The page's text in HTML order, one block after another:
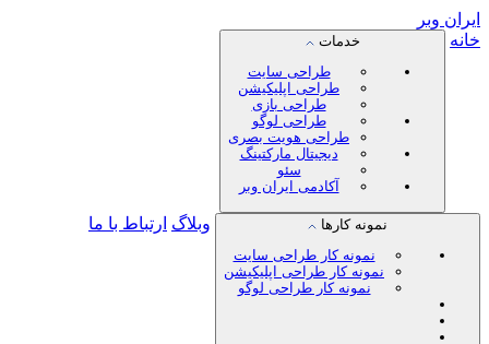
ایران وبر
خانه
خدمات
طراحی سایت
طراحی اپلیکیشن
طراحی بازی
طراحی لوگو
طراحی هویت بصری
دیجیتال مارکتینگ
سئو
آکادمی ایران وبر
نمونه کارها
نمونه کار طراحی سایت
نمونه کار طراحی اپلیکیشن
نمونه کار طراحی لوگو
وبلاگ ارتباط با ما